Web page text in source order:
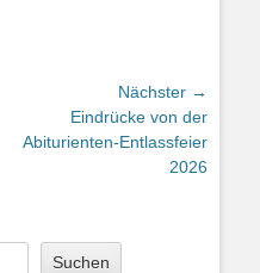
Nächster →
Beitrag:
Eindrücke von der
Abiturienten-Entlassfeier
2026
Suchen